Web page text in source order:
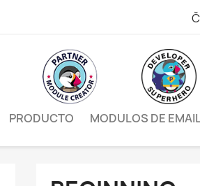
PRODUCTO MODULOS DE